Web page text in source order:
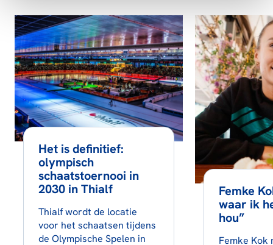
Het is definitief:
olympisch
schaatstoernooi in
2030 in Thialf
Thialf wordt de locatie
voor het schaatsen tijdens
de Olympische Spelen in
Femke
waar ik
hou”
Femke Kok